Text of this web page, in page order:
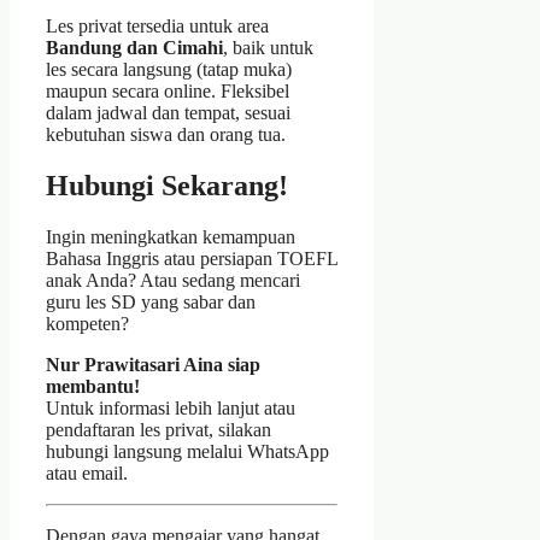
Les privat tersedia untuk area
Bandung dan Cimahi, baik untuk
les secara langsung (tatap muka)
maupun secara online. Fleksibel
dalam jadwal dan tempat, sesuai
kebutuhan siswa dan orang tua.
Hubungi Sekarang!
Ingin meningkatkan kemampuan
Bahasa Inggris atau persiapan TOEFL
anak Anda? Atau sedang mencari
guru les SD yang sabar dan
kompeten?
Nur Prawitasari Aina siap
membantu!
Untuk informasi lebih lanjut atau
pendaftaran les privat, silakan
hubungi langsung melalui WhatsApp
atau email.
Dengan gaya mengajar yang hangat,